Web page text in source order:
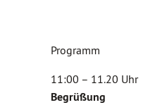
Programm
11:00 – 11.20 Uhr
Begrüßung